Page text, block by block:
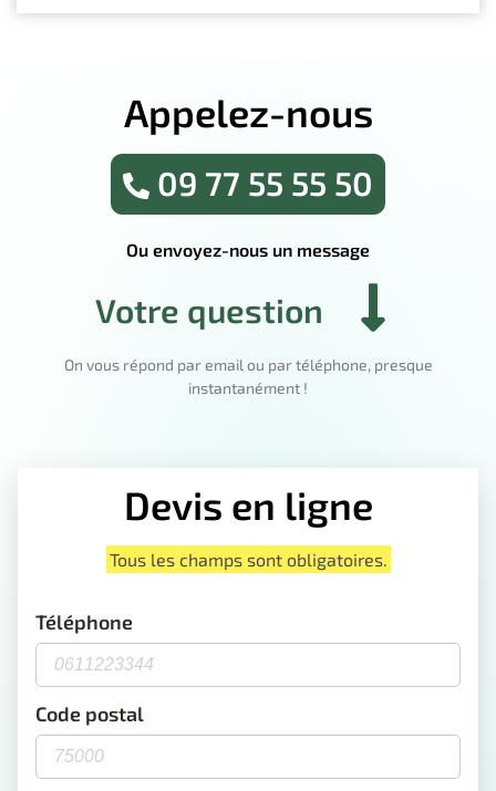
Appelez-nous
09 77 55 55 50
Ou envoyez-nous un message
Votre question
On vous répond par email ou par téléphone, presque
instantanément !
Devis en ligne
Tous les champs sont obligatoires.
Téléphone
Code postal